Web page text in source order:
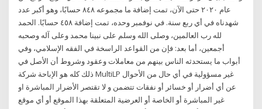
عام ٢٠٢٠ حتى الآن، تمت إضافة ما مجموعه ٨٤٨ حسابًا، وهو أكبر عدد
شهدناه في أي ربع سنة. في نوفمبر وحده، تمت إضافة ٤٥٨ حسابًا. الحمد
لله رب العالمين، وصلى الله وسلم على نبينا محمد وعلى آله وصحبه
أجمعين، أما بعد: فإن من القواعد الراسخة في الفقه الإسلامي، وفي
أبواب ما يستحدثه الناس بينهم من معاملات وعقود وشروط أن الأصل في
ذلك كله هو الإباحة شركة MultiLP غير مسؤولية في أي حال من الأحوال
عن أي أضرار أو خسائر أو نفقات تتضمن و لا تقتصر الأضرار المباشرة او
غير المباشرة أو الخاصة أو العرضية المتعلقة بهذا الموقع أو أي موقع